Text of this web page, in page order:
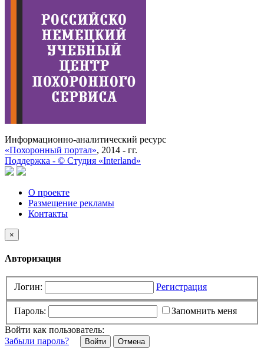
Информационно-аналитический ресурс
«Похоронный портал», 2014 - гг.
Поддержка - © Cтудия «Interland»
О проекте
Размещение рекламы
Контакты
×
Авторизация
Логин: Регистрация
Пароль:
Запомнить меня
Войти как пользователь:
Забыли пароль?
Отмена